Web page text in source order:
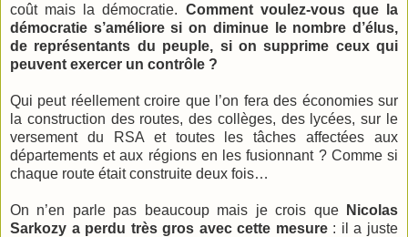
coût mais la démocratie. Comment voulez-vous que la
démocratie s’améliore si on diminue le nombre d’élus,
de représentants du peuple, si on supprime ceux qui
peuvent exercer un contrôle ?
Qui peut réellement croire que l’on fera des économies sur
la construction des routes, des collèges, des lycées, sur le
versement du RSA et toutes les tâches affectées aux
départements et aux régions en les fusionnant ? Comme si
chaque route était construite deux fois…
On n’en parle pas beaucoup mais je crois queNicolas
Sarkozy a perdu très gros avec cette mesure: il a juste